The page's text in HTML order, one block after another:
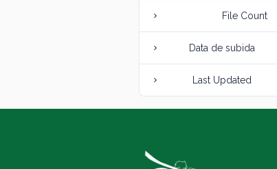
File Count
Data de subida
Last Updated